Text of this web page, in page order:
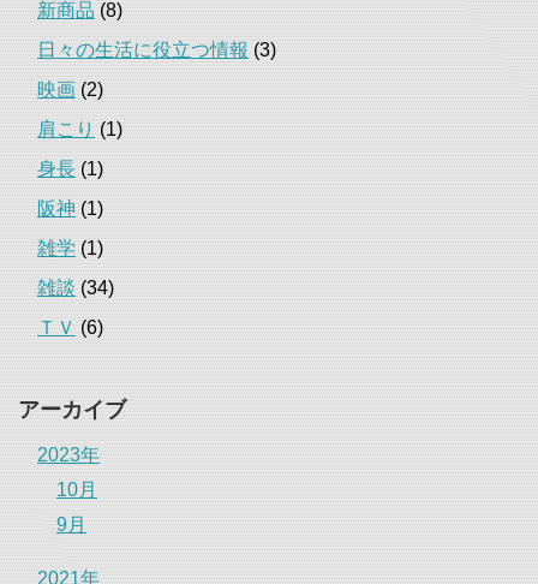
新商品 (8)
日々の生活に役立つ情報 (3)
映画(2)
肩こり (1)
身長(1)
阪神 (1)
雑学 (1)
雑談 (34)
ＴＶ (6)
アーカイブ
2023年
10月
9月
2021年